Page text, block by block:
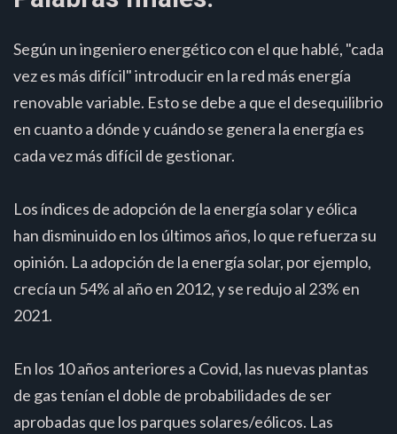
Según un ingeniero energético con el que hablé, "cada
vez es más difícil" introducir en la red más energía
renovable variable. Esto se debe a que el desequilibrio
en cuanto a dónde y cuándo se genera la energía es
cada vez más difícil de gestionar.
Los índices de adopción de la energía solar y eólica
han disminuido en los últimos años, lo que refuerza su
opinión. La adopción de la energía solar, por ejemplo,
crecía un 54% al año en 2012, y se redujo al 23% en
2021.
En los 10 años anteriores a Covid, las nuevas plantas
de gas tenían el doble de probabilidades de ser
aprobadas que los parques solares/eólicos. Las